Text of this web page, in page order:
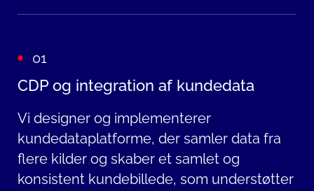
01
CDP og integration af kundedata
Vi designer og implementerer
kundedataplatforme, der samler data fra
flere kilder og skaber et samlet og
konsistent kundebillede, som understøtter